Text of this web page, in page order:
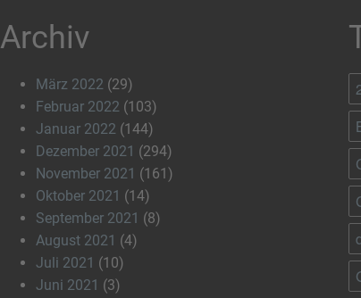
Archiv
März 2022 (29)
Februar 2022 (103)
Januar 2022 (144)
Dezember 2021 (294)
November 2021 (161)
Oktober 2021 (14)
September 2021 (8)
August 2021 (4)
Juli 2021 (10)
Juni 2021 (3)